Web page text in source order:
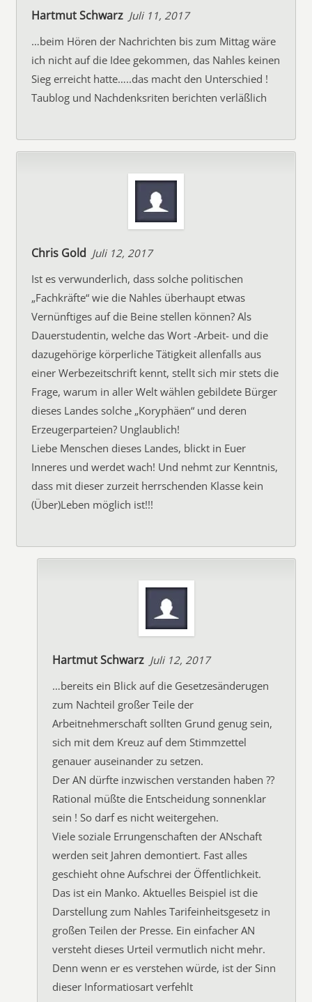
Hartmut Schwarz Juli 11, 2017
…beim Hören der Nachrichten bis zum Mittag wäre
ich nicht auf die Idee gekommen, das Nahles keinen
Sieg erreicht hatte…..das macht den Unterschied !
Taublog und Nachdenksriten berichten verläßlich
Chris Gold Juli 12, 2017
Ist es verwunderlich, dass solche politischen
„Fachkräfte“ wie die Nahles überhaupt etwas
Vernünftiges auf die Beine stellen können? Als
Dauerstudentin, welche das Wort -Arbeit- und die
dazugehörige körperliche Tätigkeit allenfalls aus
einer Werbezeitschrift kennt, stellt sich mir stets die
Frage, warum in aller Welt wählen gebildete Bürger
dieses Landes solche „Koryphäen“ und deren
Erzeugerparteien? Unglaublich!
Liebe Menschen dieses Landes, blickt in Euer
Inneres und werdet wach! Und nehmt zur Kenntnis,
dass mit dieser zurzeit herrschenden Klasse kein
(Über)Leben möglich ist!!!
Hartmut Schwarz Juli 12, 2017
…bereits ein Blick auf die Gesetzesänderugen
zum Nachteil großer Teile der
Arbeitnehmerschaft sollten Grund genug sein,
sich mit dem Kreuz auf dem Stimmzettel
genauer auseinander zu setzen.
Der AN dürfte inzwischen verstanden haben ??
Rational müßte die Entscheidung sonnenklar
sein ! So darf es nicht weitergehen.
Viele soziale Errungenschaften der ANschaft
werden seit Jahren demontiert. Fast alles
geschieht ohne Aufschrei der Öffentlichkeit.
Das ist ein Manko. Aktuelles Beispiel ist die
Darstellung zum Nahles Tarifeinheitsgesetz in
großen Teilen der Presse. Ein einfacher AN
versteht dieses Urteil vermutlich nicht mehr.
Denn wenn er es verstehen würde, ist der Sinn
dieser Informatiosart verfehlt